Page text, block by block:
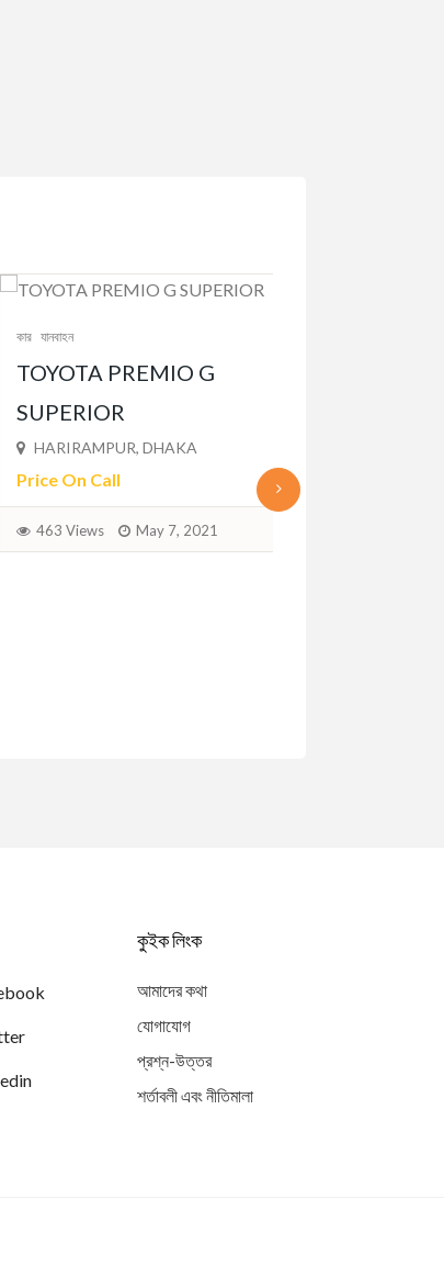
কার যানবাহন
Toyota Premio F-Ex
কুইক লিংক
আমাদের কথা
যোগাযোগ
প্রশ্ন-উত্তর
শর্তাবলী এবং নীতিমালা